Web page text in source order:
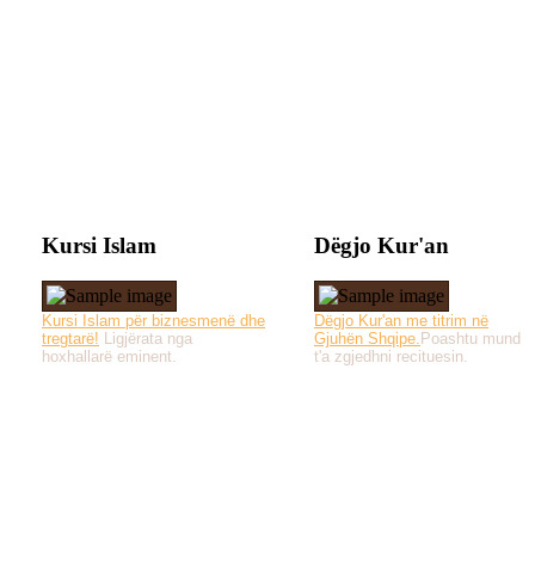
Kursi Islam
Kursi Islam për biznesmenë dhe
tregtarë! Ligjërata nga
hoxhallarë eminent.
Dëgjo Kur'an
Dëgjo Kur'an me titrim në
Gjuhën Shqipe. Poashtu mund
t'a zgjedhni recituesin.